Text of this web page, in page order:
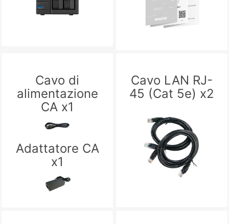
Cavo di
alimentazione
CA x1
Adattatore CA
x1
Cavo LAN RJ-
45 (Cat 5e) x2